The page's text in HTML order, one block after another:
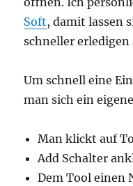
Soft, damit lassen
schneller
Um schnell eine
man sich ein
Man klickt auf
Add Schalter
Dem Tool einen